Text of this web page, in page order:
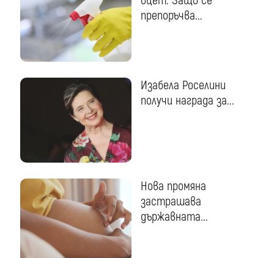
препоръчва...
Изабела Роселини
получи награда за...
Нова промяна
застрашава
държавната...